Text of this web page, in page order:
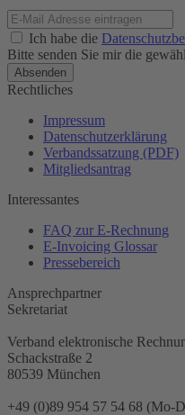
Ich habe die
Bitte senden Sie mir die
Rechtliches
Impressum
Datenschutzerklärung
Verbandssatzung (PDF)
Mitgliedsantrag
Interessantes
FAQ zur E-Rechnung
E-Invoicing Glossar
Pressebereich
Ansprechpartner
Sekretariat
Verband elektronische
Schackstraße 2
80539 München
+49 (0)89 954 57 54 68 (Mo-